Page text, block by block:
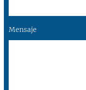
Mensaje